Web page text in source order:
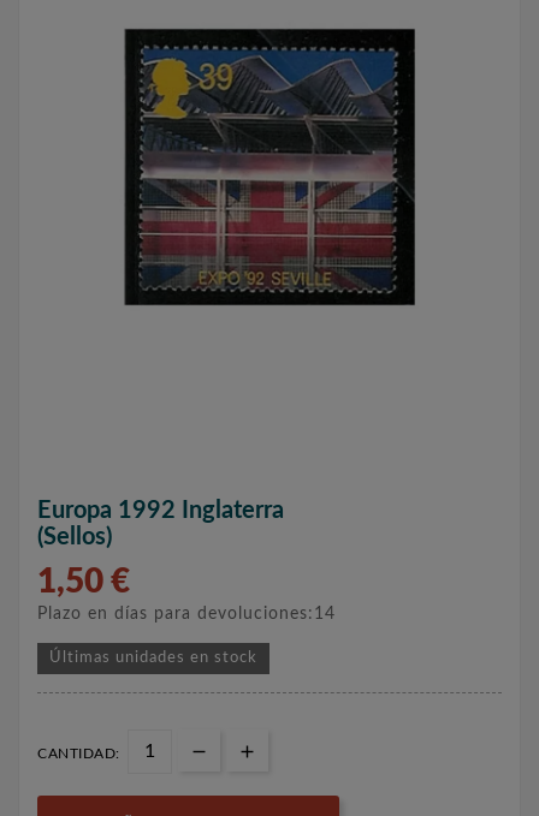
Europa 1992 Inglaterra
(sellos)
1,50 €
Plazo en días para devoluciones:14
Últimas unidades en stock
CANTIDAD: